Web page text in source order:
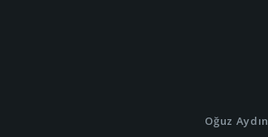
Oğuz Aydın